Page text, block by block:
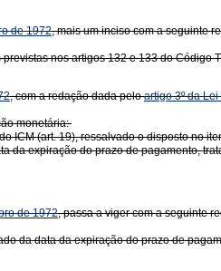
de 1972, mais um inciso com a seguinte
nos artigos 132 e 133 do Código
, com a redação dada peloartigo 3º da
monetária:
ICM (art. 19), ressalvado o disposto no
da expiração do prazo de pagamento,
de 1972, passa a viger com a seguinte
da data da expiração do prazo de